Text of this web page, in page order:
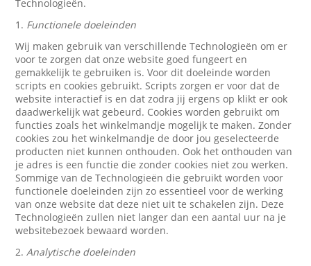
Technologieën.
1. Functionele doeleinden
Wij maken gebruik van verschillende Technologieën om er
voor te zorgen dat onze website goed fungeert en
gemakkelijk te gebruiken is. Voor dit doeleinde worden
scripts en cookies gebruikt. Scripts zorgen er voor dat de
website interactief is en dat zodra jij ergens op klikt er ook
daadwerkelijk wat gebeurd. Cookies worden gebruikt om
functies zoals het winkelmandje mogelijk te maken. Zonder
cookies zou het winkelmandje de door jou geselecteerde
producten niet kunnen onthouden. Ook het onthouden van
je adres is een functie die zonder cookies niet zou werken.
Sommige van de Technologieën die gebruikt worden voor
functionele doeleinden zijn zo essentieel voor de werking
van onze website dat deze niet uit te schakelen zijn. Deze
Technologieën zullen niet langer dan een aantal uur na je
websitebezoek bewaard worden.
2.Analytische doeleinden